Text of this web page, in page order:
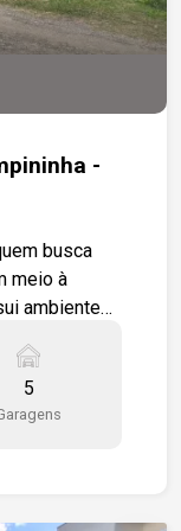
uma
e
-
busca
meio à
cozinha
suíte, além
5